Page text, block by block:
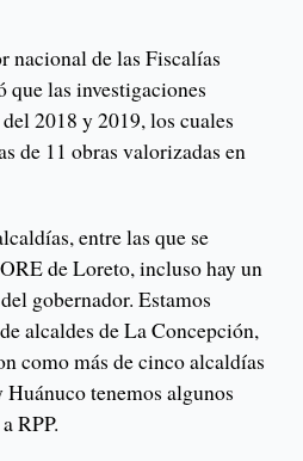
nacional de las Fiscalías
las investigaciones
2018 y 2019, los cuales
de 11 obras valorizadas en
entre las que se
de Loreto, incluso hay un
gobernador. Estamos
alcaldes de La Concepción,
como más de cinco alcaldías
tenemos algunos
RPP.